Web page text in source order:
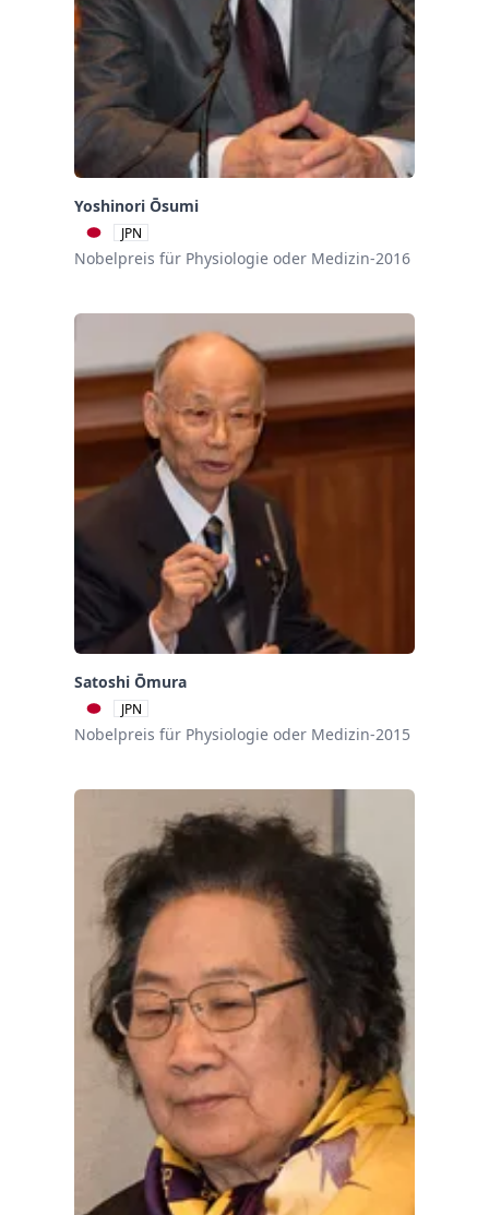
Yoshinori Ōsumi
JPN
Nobelpreis für Physiologie oder Medizin-2016
Satoshi Ōmura
JPN
Nobelpreis für Physiologie oder Medizin-2015